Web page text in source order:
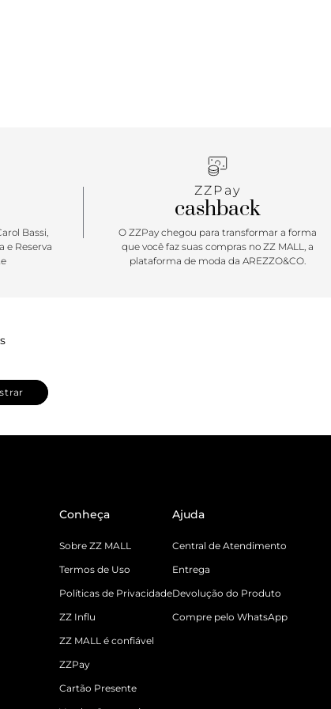
Bassi,
e Reserva
ZZPay
cashback
O ZZPay chegou para transformar a forma
que você faz suas compras no ZZ MALL, a
plataforma de moda da AREZZO&CO.
Conheça
Sobre ZZ MALL
Termos de Uso
Políticas de Privacidade
ZZ Influ
ZZ MALL é confiável
ZZPay
Cartão Presente
Ajuda
Central de Atendimento
Entrega
Devolução do Produto
Compre pelo WhatsApp